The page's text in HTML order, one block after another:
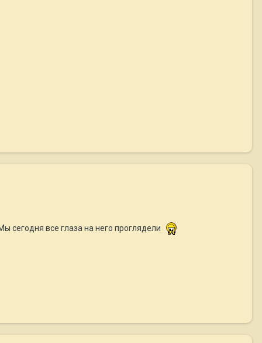
сегодня все глаза на него проглядели